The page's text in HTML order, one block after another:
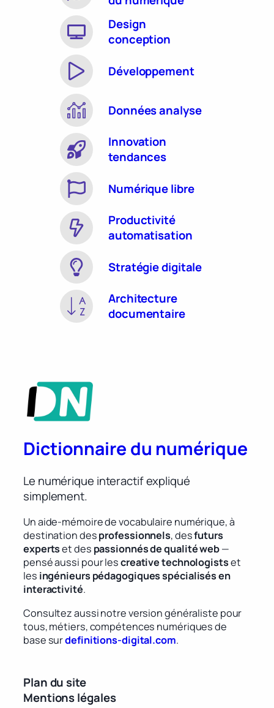
Design
conception
Développement
Données analyse
Innovation
tendances
Numérique libre
Productivité
automatisation
Stratégie digitale
Architecture
documentaire
Dictionnaire du numérique
Le numérique interactif expliqué
simplement.
Un aide-mémoire de vocabulaire numérique, à
destination desprofessionnels, desfuturs
expertset des passionnés de qualité web—
pensé aussi pour lescreative technologistset
les ingénieurs pédagogiques spécialisés en
interactivité.
Consultez aussi notre version généraliste pour
tous, métiers, compétences numériques de
base surdefinitions-digital.com.
Plan du site
Mentions légales